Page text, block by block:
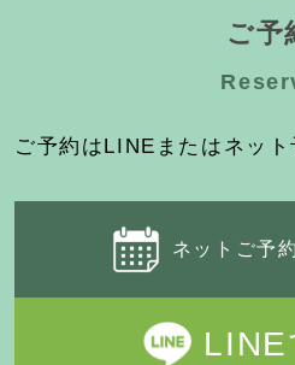
ご予
ご予約はLINEまたはネット
ネットご予
LINE